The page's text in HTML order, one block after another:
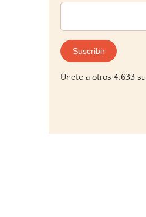
Dirección
correo
electrónico:
Suscribir
Únete a otros 4.633